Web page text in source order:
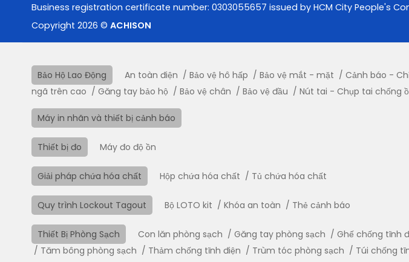
Business registration certificate number: 0303055657 issued by HCM City People's
Copyright 2026 © ACHISON
Bảo Hộ Lao Động An toàn điện Bảo vệ hô hấp Bảo vệ mắt - mặt Cảnh báo -
ngã trên cao
Găng tay bảo hộ Bảo vệ chân Bảo vệ đầu Nút tai - Chụp tai chống
Máy in nhãn và thiết bị cảnh báo
Thiết bị đo Máy đo độ ồn
Giải pháp chứa hóa chất Hộp chứa hóa chất Tủ chứa hóa chất
Quy trình Lockout Tagout Bộ LOTO kit Khóa an toàn Thẻ cảnh báo
Thiết Bị Phòng Sạch Con lăn phòng sạch Găng tay phòng sạch Ghế chống tĩnh
Tăm bông phòng sạch
Thảm chống tĩnh điện Trùm tóc phòng sạch Túi chống